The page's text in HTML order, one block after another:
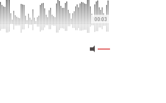
00:03